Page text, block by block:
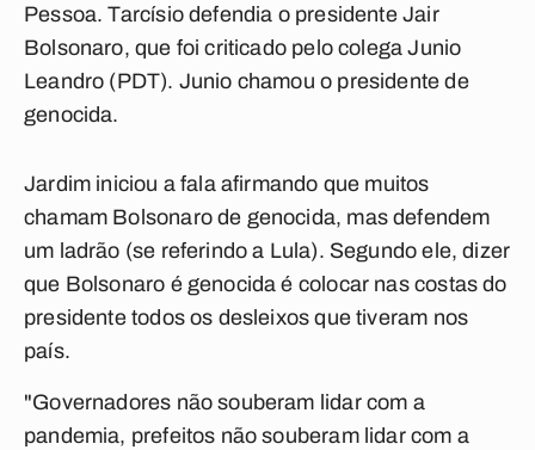
Pessoa. Tarcísio defendia o presidente Jair
Bolsonaro, que foi criticado pelo colega Junio
Leandro (PDT). Junio chamou o presidente de
genocida.
Jardim iniciou a fala afirmando que muitos
chamam Bolsonaro de genocida, mas defendem
um ladrão (se referindo a Lula). Segundo ele, dizer
que Bolsonaro é genocida é colocar nas costas do
presidente todos os desleixos que tiveram nos
país.
"Governadores não souberam lidarcom a
pandemia, prefeitos não souberamlidarcom a